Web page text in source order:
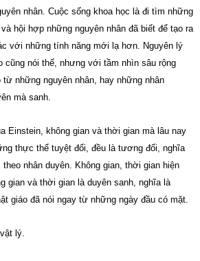
nhân. Cuộc sống khoa học là đi tìm những
hội hợp những nguyên nhân đã biết để tạo ra
với những tính năng mới lạ hơn. Nguyên lý
cũng nói thế, nhưng với tầm nhìn sâu rộng
những nguyên nhân, hay những nhân
mà sanh.
Einstein, không gian và thời gian mà lâu nay
thực thể tuyệt đối, đều là tương đối, nghĩa
theo nhân duyên. Không gian, thời gian hiện
gian và thời gian là duyên sanh, nghĩa là
giáo đã nói ngay từ những ngày đầu có mặt.
lý.